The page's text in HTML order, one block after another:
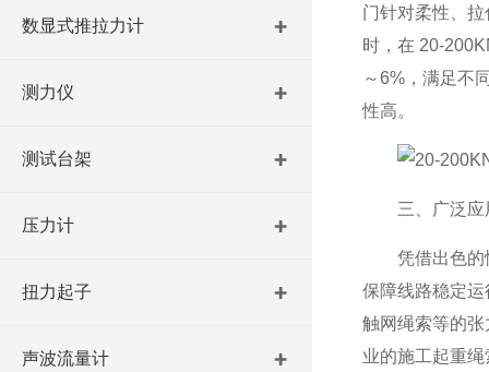
数显式推拉力计
测力仪
测试台架
压力计
扭力起子
声波流量计
门针对柔性、
时，在 20-
～6%，满足不
性高。
三、广泛
凭借出色
保障线路稳定
触网绳索等的
业的施工起重